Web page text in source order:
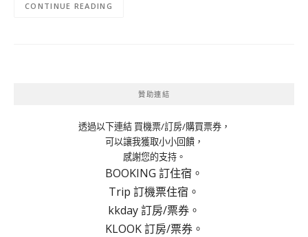
CONTINUE READING
贊助連結
透過以下連結 買機票/訂房/購買票券，
可以讓我獲取小小回饋，
感謝您的支持。
BOOKING 訂住宿。
Trip 訂機票住宿。
kkday 訂房/票券。
KLOOK 訂房/票券。